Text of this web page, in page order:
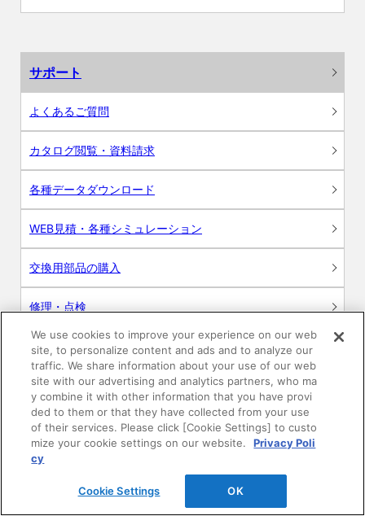
サポート
よくあるご質問
カタログ閲覧・資料請求
各種データダウンロード
WEB見積・各種シミュレーション
交換用部品の購入
修理・点検
お問い合わせ
ログイン
建築・設計関係者様向けサイト
ユーザー登録サービス
WEB見積システム
We use cookies to improve your experience on our web
site, to personalize content and ads and to analyze our
traffic. We share information about your use of our web
site with our advertising and analytics partners, who ma
y combine it with other information that you have provi
ded to them or that they have collected from your use
of their services. Please click [Cookie Settings] to custo
mize your cookie settings on our website.
Privacy Poli
cy
Cookie Settings OK